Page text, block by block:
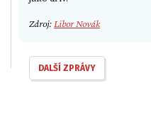
Zdroj:Libor Novák
DALŠÍ ZPRÁVY